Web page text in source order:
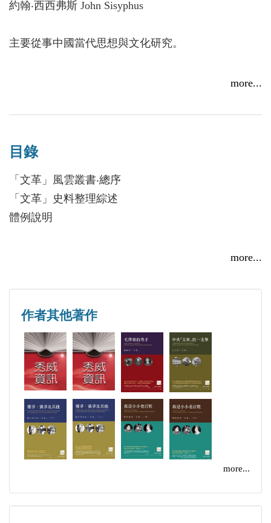
明，並根據重要性的優先順序，依次排列如下。
第一、 官位優先原則。在每一次集會或者內部會議
小差不多的情況，以講話篇幅最多者作為歸屬對象。
第三、 資訊求全原則。有些會議講話，每個人的官
位差不多，講話的篇幅也差不多，而且每個人沒有大
段文字自成獨立的一部分，而是簡短的對話交互參
個人的話，對其他人都會有遺珠之憾。因此，這樣的
第四、 對於年月不詳的情況，一律置於該年月的最
後，列入「本月」、「本年」之下。上述這樣編撰的
目的，主要是為了節省每本書的篇幅，通過幾本書的
對讀可以獲得的文獻一般不重複收錄。凡是在其他書
本中已經收錄，而本書暫付闕如的情況，一律在目錄
和正文中列出標題，並且在標題之後標記「（存
目）」二字。好在每一本的史料都是按照時間順序編
排而成，因此讀者可以根據目錄提供的線索，迅速在
話五十餘萬字，時間跨度為1966至1968年，內容包括
約翰‧西西弗斯 John Sisyphus
主要從事中國當代思想與文化研究。
more...
目錄
「文革」風雲叢書‧總序
「文革」史料整理綜述
體例說明
中央首長接見江西無產階級革命派大聯合籌委會代表
談話紀要（1967.7.1.）
戚本禹對文藝界的講話（1967.7.3.）
戚本禹傳達中央責令劉少奇向北京建工學院交出檢查
（1967.7.4.）
中央首長第五次接見河南赴京彙報代表團紀要
（1967.7.4.）（存目）
戚本禹關於河南問題的談話（1967.7.6.）
戚本禹在河南部隊領導人彙報工作時的指示
（1967.7.9.）
more...
作者其他著作
more...